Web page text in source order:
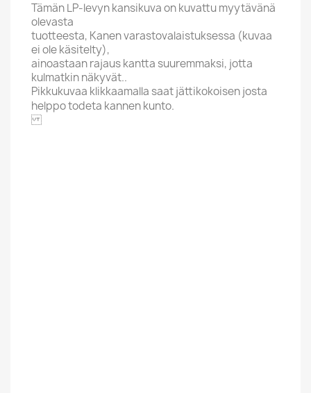
Tämän LP-levyn kansikuva on kuvattu myytävänä
olevasta
tuotteesta, Kanen varastovalaistuksessa (kuvaa
ei ole käsitelty),
ainoastaan rajaus kantta suuremmaksi, jotta
kulmatkin näkyvät..
Pikkukuvaa klikkaamalla saat jättikokoisen josta
helppo todeta kannen kunto.